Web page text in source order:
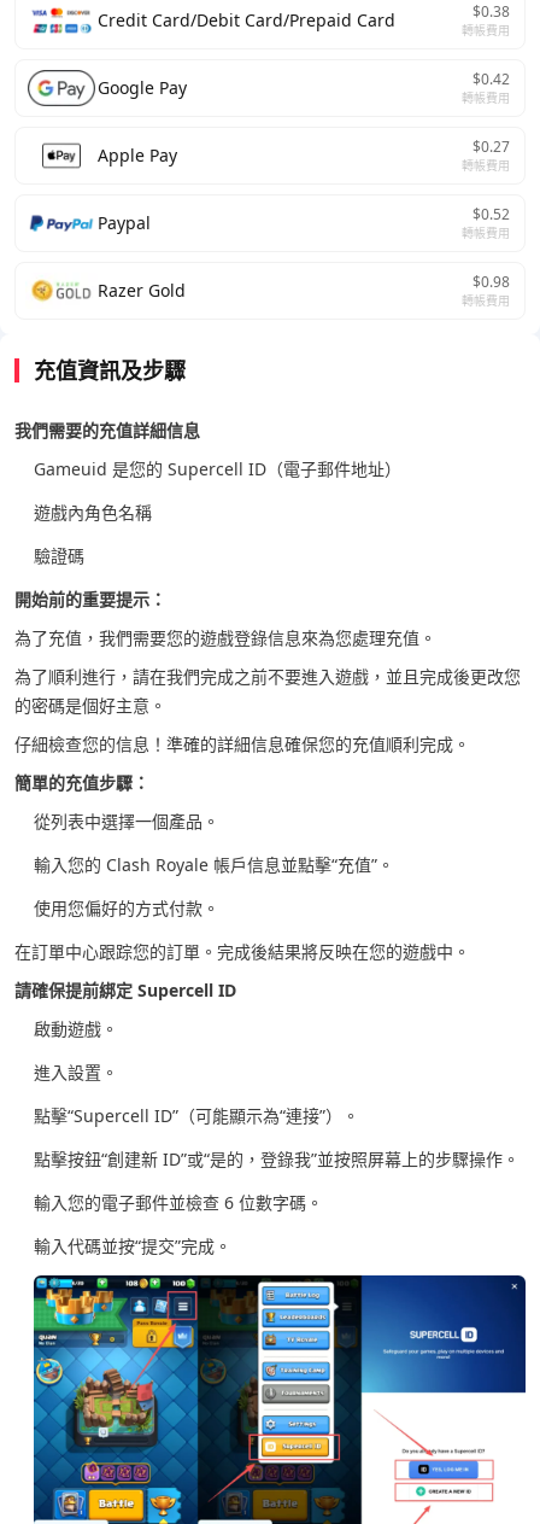
Credit Card/Debit Card/Prepaid Card $0.38
轉帳費用
Google Pay $0.42
轉帳費用
Apple Pay $0.27
轉帳費用
Paypal $0.52
轉帳費用
Razer Gold $0.98
轉帳費用
充值資訊及步驟
我們需要的充值詳細信息
Gameuid 是您的 Supercell ID（電子郵件地址）
遊戲內角色名稱
驗證碼
開始前的重要提示：
為了充值，我們需要您的遊戲登錄信息來為您處理充值。
為了順利進行，請在我們完成之前不要進入遊戲，並且完成後更改您
的密碼是個好主意。
仔細檢查您的信息！準確的詳細信息確保您的充值順利完成。
簡單的充值步驟：
從列表中選擇一個產品。
輸入您的 Clash Royale 帳戶信息並點擊“充值”。
使用您偏好的方式付款。
在訂單中心跟踪您的訂單。完成後結果將反映在您的遊戲中。
請確保提前綁定 Supercell ID
啟動遊戲。
進入設置。
點擊“Supercell ID”（可能顯示為“連接”）。
點擊按鈕“創建新 ID”或“是的，登錄我”並按照屏幕上的步驟操作。
輸入您的電子郵件並檢查 6 位數字碼。
輸入代碼並按“提交”完成。